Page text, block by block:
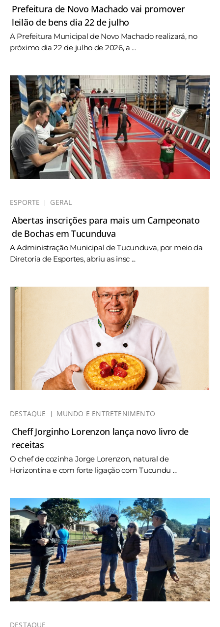
Prefeitura de Novo Machado vai promover
leilão de bens dia 22 de julho
A Prefeitura Municipal de Novo Machado realizará, no
próximo dia 22 de julho de 2026, a ...
ESPORTE GERAL
Abertas inscrições para mais um Campeonato
de Bochas em Tucunduva
A Administração Municipal de Tucunduva, por meio da
Diretoria de Esportes, abriu as insc ...
DESTAQUE MUNDO E ENTRETENIMENTO
Cheff Jorginho Lorenzon lança novo livro de
receitas
O chef de cozinha Jorge Lorenzon, natural de
Horizontina e com forte ligação com Tucundu ...
DESTAQUE